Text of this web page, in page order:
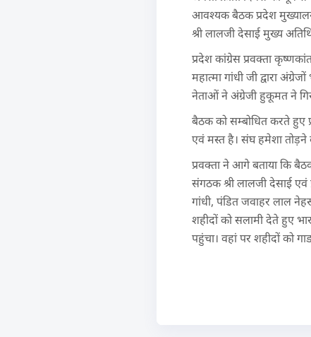
आवश्यक बैठक प्रदेश मुख्यालय
श्री लालजी देसाई मुख्य
प्रदेश कांग्रेस प्रवक्ता
महात्मा गांधी जी द्वारा
नेताओं ने अंग्रेजी हुकूमत ने
बैठक को सम्बोधित करते हुए
एवं मस्त है। संघ हमेशा तोड़ने
प्रवक्ता ने आगे बताया कि
संगठक श्री लालजी देसाई एवं
गांधी, पंडित जवाहर लाल नेहरू,
शहीदों को सलामी देते हुए
पहुंचा। वहां पर शहीदों को